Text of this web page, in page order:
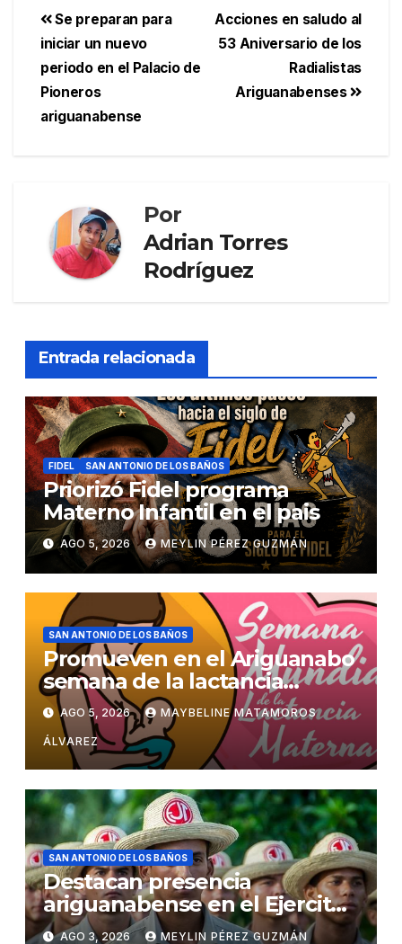
Acciones en saludo al
53 Aniversario de los
Radialistas
Ariguanabenses
Se preparan para
iniciar un nuevo
periodo en el Palacio de
Pioneros
ariguanabense
Por
Adrian Torres
Rodríguez
Entrada relacionada
FIDEL SAN ANTONIO DE LOS BAÑOS
Priorizó Fidel programa
Materno Infantil en el pais
AGO 5, 2026 MEYLIN PÉREZ GUZMÁN
SAN ANTONIO DE LOS BAÑOS
Promueven en el Ariguanabo
semana de la lactancia
materna
AGO 5, 2026 MAYBELINE MATAMOROS
ÁLVAREZ
SAN ANTONIO DE LOS BAÑOS
Destacan presencia
ariguanabense en el Ejercito
Juvenil del Trabajo
AGO 3, 2026 MEYLIN PÉREZ GUZMÁN